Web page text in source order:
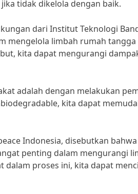
tidak dikelola dengan baik.
dari Institut Teknologi
mengelola limbah rumah
kita dapat mengurangi
adalah dengan melakukan
kita dapat
Indonesia, disebutkan bahwa
penting dalam mengurangi
proses ini, kita dapat